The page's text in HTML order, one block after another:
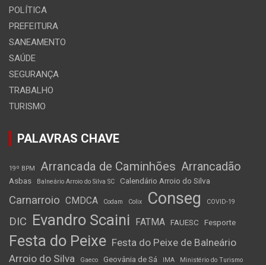
POLÍTICA
PREFEITURA
SANEAMENTO
SAÚDE
SEGURANÇA
TRABALHO
TURISMO
PALAVRAS CHAVE
19º BPM Arrancada de Caminhões Arrancadão
Asbas Balneário Arroio do Silva SC Calendário Arroio do Silva
Carnarroio CMDCA Codam Colix Conseg COVID-19
DIC Evandro Scaini FATMA FAUESC Fesporte
Festa do Peixe Festa do Peixe de Balneário
Arroio do Silva
Gaeco Geovânia de Sá IMA
Ministério do Turismo